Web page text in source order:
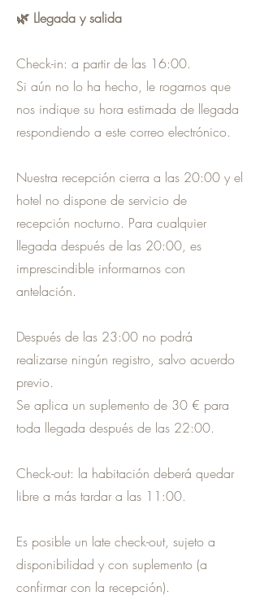
🌿 Llegada y salida
Check-in: a partir de las 16:00.
Si aún no lo ha hecho, le rogamos que
nos indique su hora estimada de llegada
respondiendo a este correo electrónico.
Nuestra recepción cierra a las 20:00 y el
hotel no dispone de servicio de
recepción nocturno. Para cualquier
llegada después de las 20:00, es
imprescindible informarnos con
antelación.
Después de las 23:00 no podrá
realizarse ningún registro, salvo acuerdo
previo.
Se aplica un suplemento de 30 € para
toda llegada después de las 22:00.
Check-out: la habitación deberá quedar
libre a más tardar a las 11:00.
Es posible un late check-out, sujeto a
disponibilidad y con suplemento (a
confirmar con la recepción).